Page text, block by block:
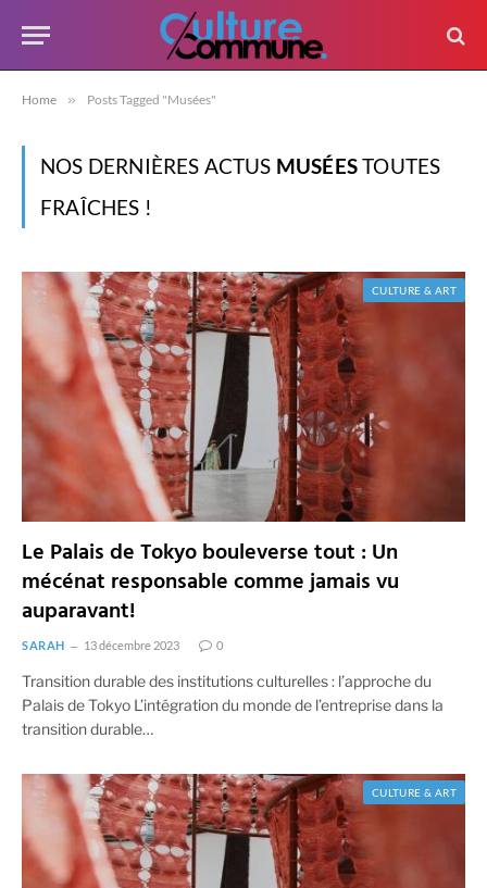
Home » Posts Tagged "Musées"
NOS DERNIÈRES ACTUS MUSÉESTOUTES
FRAÎCHES !
CULTURE & ART
Le Palais de Tokyo bouleverse tout : Un
mécénat responsable comme jamais vu
auparavant!
SARAH 13 décembre 2023 0
Transition durable des institutions culturelles : l’approche du
Palais de Tokyo L’intégration du monde de l’entreprise dans la
transition durable…
CULTURE & ART